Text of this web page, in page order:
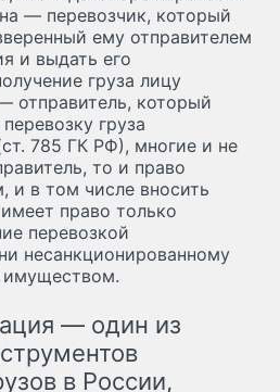
— перевозчик, который
ему отправителем
и выдать его
груза лицу
отправитель, который
груза
785 ГК РФ), многие и не
то и право
и в том числе вносить
право только
перевозкой
несанкционированному
— один из
в России,